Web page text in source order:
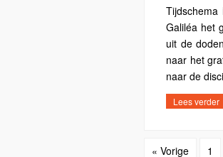
Galiléa het
uit de
naar het
naar de
Lees verder
« Vorige 1